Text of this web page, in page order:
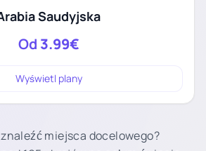
Saudyjska
Od 3.99€
Wyświetl plany
miejsca docelowego?